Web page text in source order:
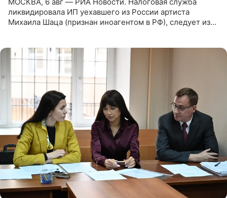
МОСКВА, 6 авг — РИА Новости. Налоговая служба
ликвидировала ИП уехавшего из России артиста
Михаила Шаца (признан иноагентом в РФ), следует из